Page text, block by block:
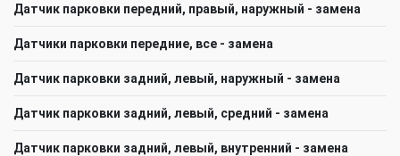
Датчик парковки передний, правый, наружный - замена
Датчики парковки передние, все - замена
Датчик парковки задний, левый, наружный - замена
Датчик парковки задний, левый, средний - замена
Датчик парковки задний, левый, внутренний - замена